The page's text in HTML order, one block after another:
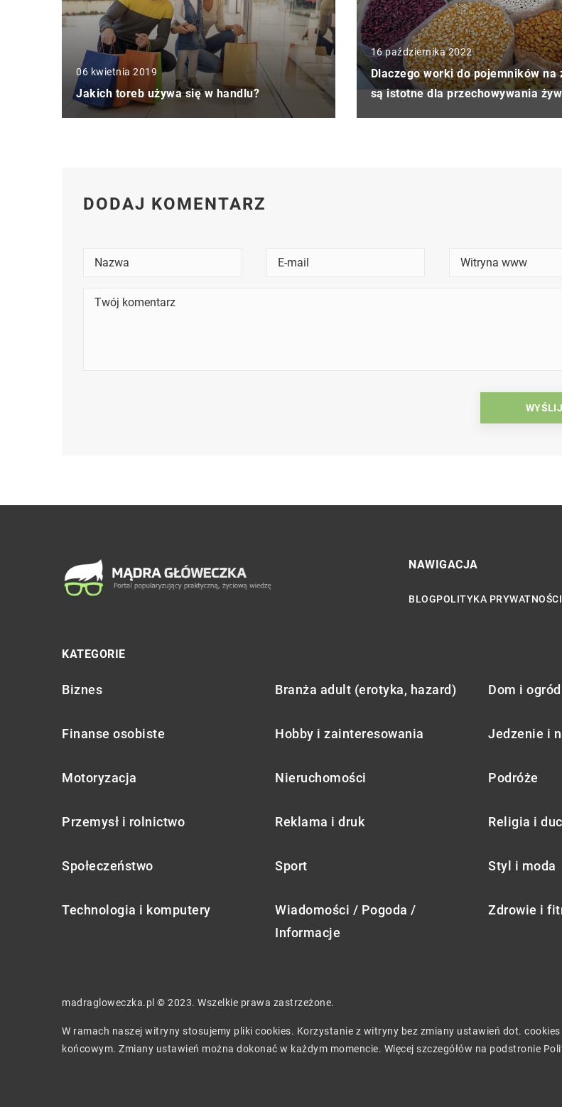
06 kwietnia 2019
Jakich toreb używa się w handlu?
16 października 2022
Dlaczego worki do pojemników na
są istotne dla przechowywania
DODAJ KOMENTARZ
NAWIGACJA
BLOGPOLITYKA PRYWATNOŚCI
KATEGORIE
Biznes Branża adult (erotyka, hazard) Dom i ogród
Finanse osobiste Hobby i zainteresowania Jedzenie i
Motoryzacja Nieruchomości Podróże
Przemysł i rolnictwo Reklama i druk Religia i
Społeczeństwo Sport Styl i moda
Technologia i komputery
Wiadomości / Pogoda /
Informacje
Zdrowie i
madragloweczka.pl © 2023. Wszelkie prawa zastrzeżone.
W ramach naszej witryny stosujemy pliki cookies. Korzystanie z witryny bez zmiany ustawień dot.
końcowym. Zmiany ustawień można dokonać w każdym momencie. Więcej szczegółów na podstronie